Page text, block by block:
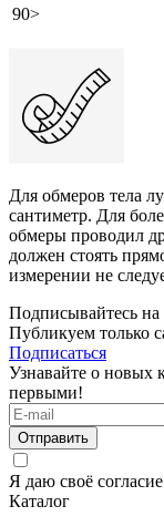
90>
Для обмеров тела
сантиметр. Для
обмеры проводил
должен стоять
измерении не
Подписывайтесь на
Публикуем только
Подписаться
Узнавайте о новых
первыми!
Отправить
Я даю своё
Каталог